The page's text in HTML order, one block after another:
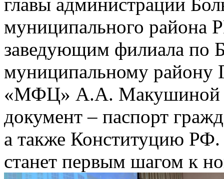
главы администрации
муниципального района
заведующим филиала по
муниципальному району
«МФЦ» А.А. Макушиной
документ – паспорт
а также Конституцию РФ.
станет первым шагом к